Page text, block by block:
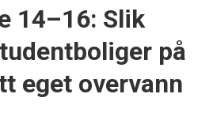
14–16: Slik
på
eget overvann